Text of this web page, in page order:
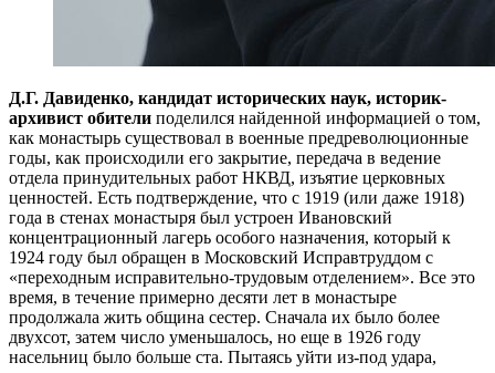
Д.Г. Давиденко, кандидат исторических наук, историк-
архивист обители поделился найденной информацией о том,
как монастырь существовал в военные предреволюционные
годы, как происходили его закрытие, передача в ведение
отдела принудительных работ НКВД, изъятие церковных
ценностей. Есть подтверждение, что с 1919 (или даже 1918)
года в стенах монастыря был устроен Ивановский
концентрационный лагерь особого назначения, который к
1924 году был обращен в Московский Исправтруддом с
«переходным исправительно-трудовым отделением». Все это
время, в течение примерно десяти лет в монастыре
продолжала жить община сестер. Сначала их было более
двухсот, затем число уменьшалось, но еще в 1926 году
насельниц было больше ста. Пытаясь уйти из-под удара,